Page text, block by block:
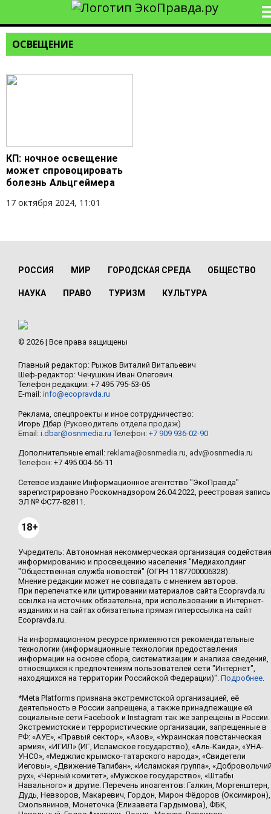
ОСВЕЩЕНИЕ
КП: ночное освещение
может спровоцировать
болезнь Альцгеймера
17 октября 2024, 11:01
РОССИЯ МИР ГОРОДСКАЯ СРЕДА ОБЩЕСТВО
НАУКА ПРАВО ТУРИЗМ КУЛЬТУРА
© 2026 | Все права защищены
Главный редактор: Рыжов Виталий Витальевич
Шеф-редактор: Чечушкин Иван Олегович.
Телефон редакции: +7 495 795-53-05
E-mail: info@ecopravda.ru
Реклама, спецпроекты и иное сотрудничество:
Игорь Дбар (Руководитель отдела продаж)
Email: i.dbar@osnmedia.ru Телефон: +7 909 936-02-90
Дополнительные email: reklama@osnmedia.ru, adv@osnmedia.ru
Телефон: +7 495 004-56-11
Сетевое издание Информационное агентство "ЭкоПравда"
зарегистрировано Роскомнадзором 26.04.2022, реестровая запись
ЭЛ № ФС77-82811.
18+
Учредитель: Автономная некоммерческая организация содействия
информированию и просвещению населения "Медиахолдинг
"Общественная служба новостей" (ОГРН 1187700006328).
Мнение редакции может не совпадать с мнением авторов.
При перепечатке или цитировании материалов сайта Ecopravda.ru
ссылка на источник обязательна, при использовании в Интернет-
изданиях и на сайтах обязательна прямая гиперссылка на сайт
Ecopravda.ru.
На информационном ресурсе применяются рекомендательные
технологии (информационные технологии предоставления
информации на основе сбора, систематизации и анализа сведений,
относящихся к предпочтениям пользователей сети "Интернет",
находящихся на территории Российской Федерации)". Подробнее.
*Meta Platforms признана экстремистской организацией, её
деятельность в России запрещена, а также принадлежащие ей
социальные сети Facebook и Instagram так же запрещены в России.
Экстремистские и террористические организации, запрещенные в
РФ: «АУЕ», «Правый сектор», «Азов», «Украинская повстанческая
армия», «ИГИЛ» (ИГ, Исламское государство), «Аль-Каида», «УНА-
УНСО», «Меджлис крымско-татарского народа», «Свидетели
Иеговы», «Движение Талибан», «Исламская группа»,
рух», «Чёрный комитет», «Мужское государство», «Штабы
Навального» и другие. Перечень иноагентов: Галкин, Моргенштерн,
Дудь, Невзоров, Макаревич, Гордон, Мирон Фёдоров (Оксимирон),
Смольянинов, Монеточка (Елизавета Гардымова), ФБК,